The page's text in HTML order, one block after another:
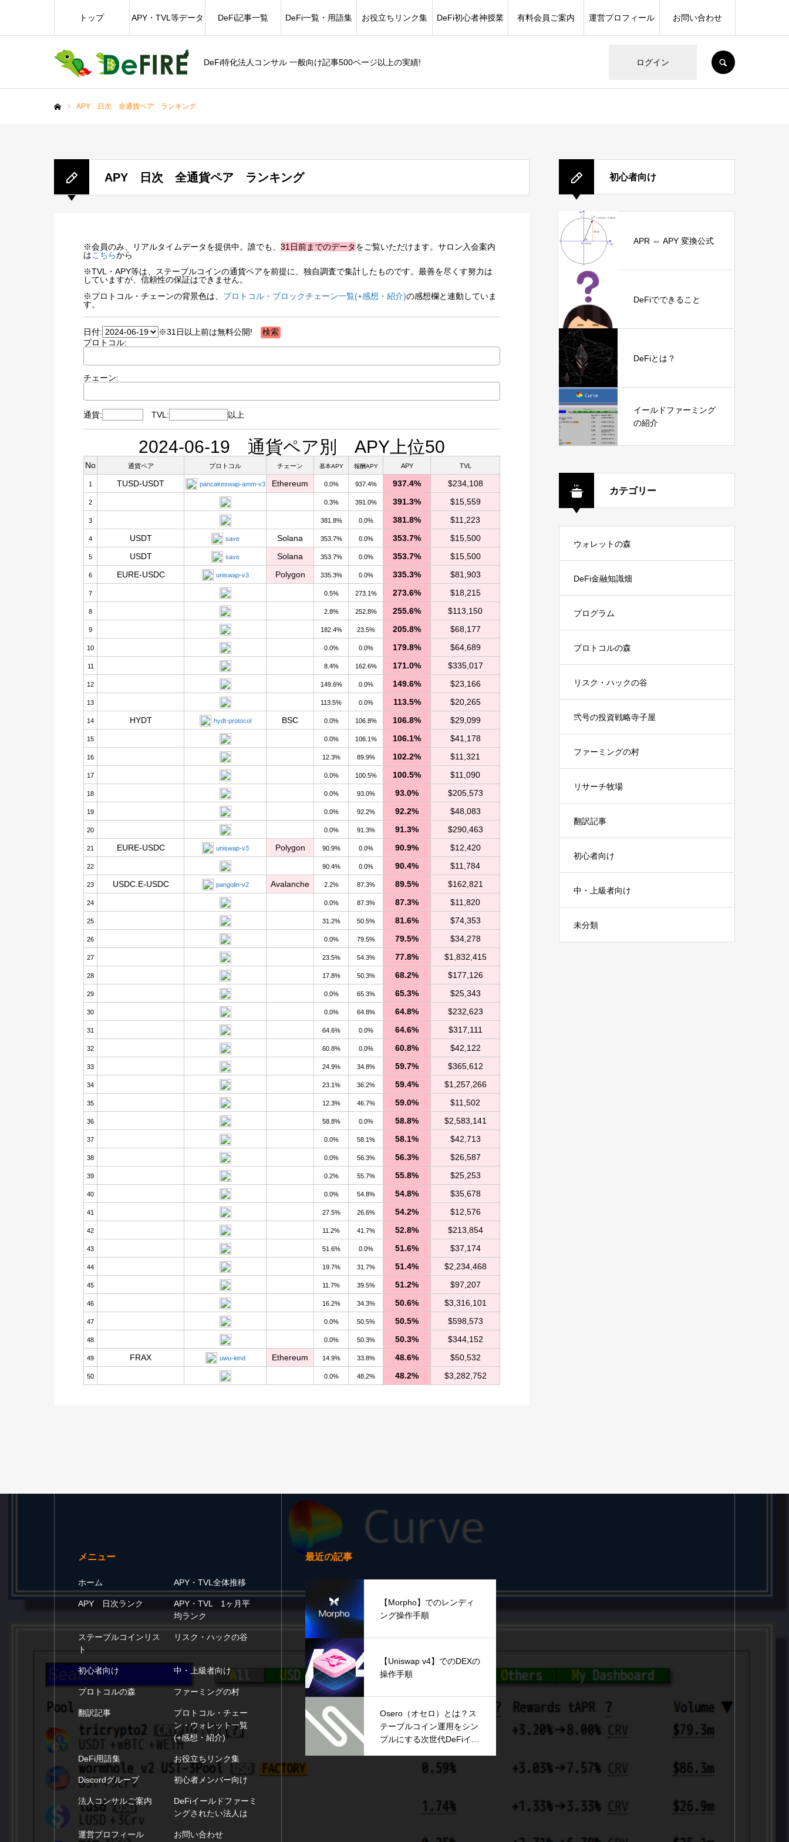
DeFi特化法人コンサル 一般向け記事500ページ以上の実績! ログイン
トップ APY・TVL等データ DeFi記事一覧 DeFi一覧・用語集 お役立ちリンク集 DeFi初心者神授業 有料会員ご案内 運営プロフィール お問い合わせ
APY 日次 全通貨ペア ランキング
APY 日次 全通貨ペア ランキング
※会員のみ、リアルタイムデータを提供中。誰でも、 31日前までのデータをご覧いただけます。サロン入会案内
はこちらから
※TVL・APY等は、ステーブルコインの通貨ペアを前提に、独自調査で集計したものです。最善を尽くす努力は
していますが、信頼性の保証はできません。
※プロトコル・チェーンの背景色は、 プロトコル・ブロックチェーン一覧(+感想・紹介)の感想欄と連動していま
す。
日付:
※31日以上前は無料公開!
プロトコル:
チェーン:
通貨: TVL: 以上
2024-06-19 通貨ペア別 APY上位50
No 通貨ペア プロトコル チェーン 基本APY 報酬APY APY TVL
1 TUSD-USDT pancakeswap-amm-v3 Ethereum 0.0% 937.4% 937.4% $234,108
2 0.3% 391.0% 391.3% $15,559
3 381.8% 0.0% 381.8% $11,223
4 USDT save Solana 353.7% 0.0% 353.7% $15,500
5 USDT save Solana 353.7% 0.0% 353.7% $15,500
6 EURE-USDC uniswap-v3 Polygon 335.3% 0.0% 335.3% $81,903
7 0.5% 273.1% 273.6% $18,215
8 2.8% 252.8% 255.6% $113,150
9 182.4% 23.5% 205.8% $68,177
10 0.0% 0.0% 179.8% $64,689
11 8.4% 162.6% 171.0% $335,017
12 149.6% 0.0% 149.6% $23,166
13 113.5% 0.0% 113.5% $20,265
14 HYDT hydt-protocol BSC 0.0% 106.8% 106.8% $29,099
15 0.0% 106.1% 106.1% $41,178
16 12.3% 89.9% 102.2% $11,321
17 0.0% 100.5% 100.5% $11,090
18 0.0% 93.0% 93.0% $205,573
19 0.0% 92.2% 92.2% $48,083
20 0.0% 91.3% 91.3% $290,463
21 EURE-USDC uniswap-v3 Polygon 90.9% 0.0% 90.9% $12,420
22 90.4% 0.0% 90.4% $11,784
23 USDC.E-USDC pangolin-v2 Avalanche 2.2% 87.3% 89.5% $162,821
24 0.0% 87.3% 87.3% $11,820
25 31.2% 50.5% 81.6% $74,353
26 0.0% 79.5% 79.5% $34,278
27 23.5% 54.3% 77.8% $1,832,415
28 17.8% 50.3% 68.2% $177,126
29 0.0% 65.3% 65.3% $25,343
30 0.0% 64.8% 64.8% $232,623
31 64.6% 0.0% 64.6% $317,111
32 60.8% 0.0% 60.8% $42,122
33 24.9% 34.8% 59.7% $365,612
34 23.1% 36.2% 59.4% $1,257,266
35 12.3% 46.7% 59.0% $11,502
36 58.8% 0.0% 58.8% $2,583,141
37 0.0% 58.1% 58.1% $42,713
38 0.0% 56.3% 56.3% $26,587
39 0.2% 55.7% 55.8% $25,253
40 0.0% 54.8% 54.8% $35,678
41 27.5% 26.6% 54.2% $12,576
42 11.2% 41.7% 52.8% $213,854
43 51.6% 0.0% 51.6% $37,174
44 19.7% 31.7% 51.4% $2,234,468
45 11.7% 39.5% 51.2% $97,207
46 16.2% 34.3% 50.6% $3,316,101
47 0.0% 50.5% 50.5% $598,573
48 0.0% 50.3% 50.3% $344,152
49 FRAX uwu-lend Ethereum 14.9% 33.8% 48.6% $50,532
50 0.0% 48.2% 48.2% $3,282,752
初心者向け
APR ⇔ APY 変換公式
DeFiでできること
DeFiとは？
イールドファーミング
の紹介
カテゴリー
ウォレットの森
DeFi金融知識畑
プログラム
プロトコルの森
リスク・ハックの谷
弐号の投資戦略寺子屋
ファーミングの村
リサーチ牧場
翻訳記事
初心者向け
中・上級者向け
未分類
メニュー
ホーム APY・TVL全体推移
APY 日次ランク
APY・TVL 1ヶ月平
均ランク
ステーブルコインリス
ト
リスク・ハックの谷
初心者向け 中・上級者向け
プロトコルの森 ファーミングの村
翻訳記事
プロトコル・チェー
ン・ウォレット一覧
(+感想・紹介)
DeFi用語集 お役立ちリンク集
Discordグループ 初心者メンバー向け
法人コンサルご案内
DeFiイールドファーミ
ングされたい法人は
運営プロフィール お問い合わせ
最近の記事
【Morpho】でのレンディ
ング操作手順
【Uniswap v4】でのDEXの
操作手順
Osero（オセロ）とは？ス
テーブルコイン運用をシン
プルにする次世代DeFiイン